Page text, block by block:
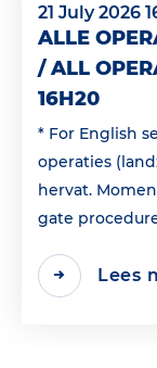
21 July 2026
ALLE
/ ALL
16H20
* For English
operaties
hervat.
gate
Lees